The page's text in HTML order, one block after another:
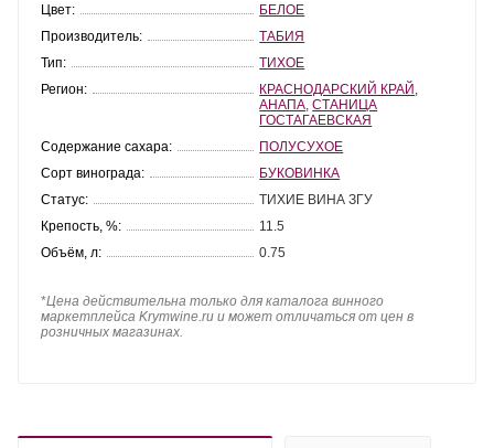
Цвет:
БЕЛОЕ
Производитель:
ТАБИЯ
Тип:
ТИХОЕ
Регион:
КРАСНОДАРСКИЙ КРАЙ
АНАПА ,СТАНИЦА
ГОСТАГАЕВСКАЯ
Содержание сахара:
ПОЛУСУХОЕ
Сорт винограда:
БУКОВИНКА
Статус:
ТИХИЕ ВИНА ЗГУ
Крепость, %:
11.5
Объём, л:
0.75
*Цена действительна только для каталога винного
маркетплейса Krymwine.ru и может отличаться от цен в
розничных магазинах.